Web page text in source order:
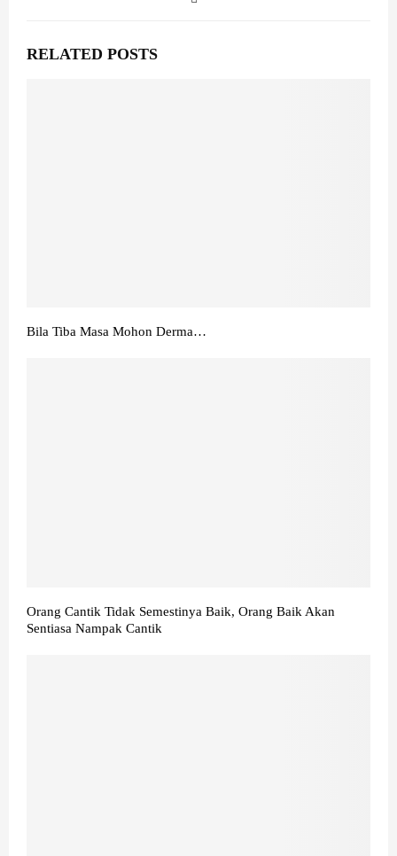
RELATED POSTS
Bila Tiba Masa Mohon Derma…
Orang Cantik Tidak Semestinya Baik, Orang Baik Akan
Sentiasa Nampak Cantik